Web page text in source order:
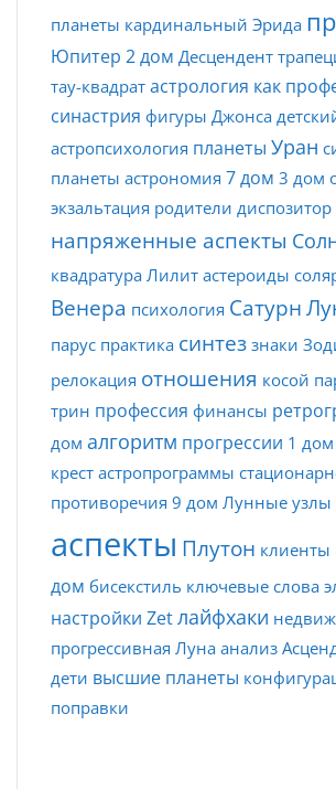
планеты кардинальный Эрида
Юпитер 2 дом Десцендент
тау-квадрат астрология как
синастрия фигуры Джонса
астропсихология планеты Уран
планеты астрономия 7 дом 3 дом
экзальтация родители диспозитор
напряженные аспекты
квадратура Лилит астероиды
Венера психология Сатурн
парус практика синтез знаки
релокация отношения косой
трин профессия финансы
дом алгоритм прогрессии 1 дом
крест астропрограммы
противоречия 9 дом Лунные узлы
аспекты Плутон клиенты
дом бисекстиль ключевые слова
настройки Zetлайфхаки
прогрессивная Луна анализ
дети высшие планеты
поправки